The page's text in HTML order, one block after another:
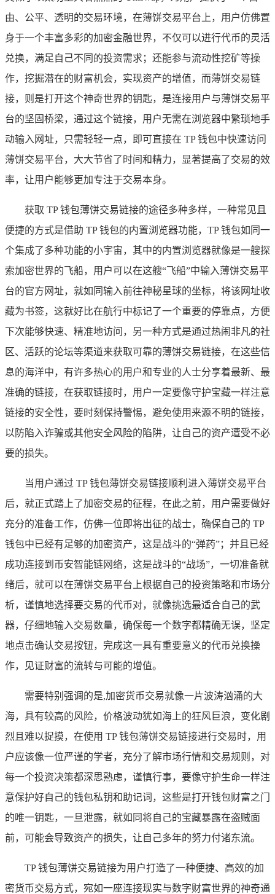
由、公平、透明的交易环境，在薄饼交易平台上，用户仿佛置
身于一个丰富多彩的加密金融世界，不仅可以进行代币的灵活
兑换，满足自己不同的投资需求；还能参与流动性挖矿等操
作，挖掘潜在的财富机会，实现资产的增值，而薄饼交易链
接，则是打开这个神奇世界的钥匙，是连接用户与薄饼交易平
台的坚固桥梁，通过这个链接，用户无需在浏览器中繁琐地手
动输入网址，只需轻轻一点，即可直接在 TP 钱包中快速访问
薄饼交易平台，大大节省了时间和精力，显著提高了交易的效
率，让用户能够更加专注于交易本身。
获取 TP 钱包薄饼交易链接的途径多种多样，一种常见且
便捷的方式是借助 TP 钱包的内置浏览器功能，TP 钱包如同一
个集成了多种功能的小宇宙，其中的内置浏览器就像是一艘探
索加密世界的飞船，用户可以在这艘“飞船”中输入薄饼交易平
台的官方网址，就如同输入前往神秘星球的坐标，将该网址收
藏为书签，这就好比在航行中标记了一个重要的停靠点，方便
下次能够快速、精准地访问，另一种方式是通过热闹非凡的社
区、活跃的论坛等渠道来获取可靠的薄饼交易链接，在这些信
息的海洋中，有许多热心的用户和专业的人士分享着最新、最
准确的链接，在获取链接时，用户一定要像守护宝藏一样注意
链接的安全性，要时刻保持警惕，避免使用来源不明的链接，
以防陷入诈骗或其他安全风险的陷阱，让自己的资产遭受不必
要的损失。
当用户通过 TP 钱包薄饼交易链接顺利进入薄饼交易平台
后，就正式踏上了加密交易的征程，在此之前，用户需要做好
充分的准备工作，仿佛一位即将出征的战士，确保自己的 TP
钱包中已经有足够的加密资产，这是战斗的“弹药”；并且已经
成功连接到币安智能链网络，这是战斗的“战场”，一切准备就
绪后，就可以在薄饼交易平台上根据自己的投资策略和市场分
析，谨慎地选择要交易的代币对，就像挑选最适合自己的武
器，仔细地输入交易数量，确保每一个数字都精确无误，坚定
地点击确认交易按钮，完成这一具有重要意义的代币兑换操
作，见证财富的流转与可能的增值。
需要特别强调的是,加密货币交易就像一片波涛汹涌的大
海，具有较高的风险，价格波动犹如海上的狂风巨浪，变化剧
烈且难以捉摸，在使用 TP 钱包薄饼交易链接进行交易时，用
户应该像一位严谨的学者，充分了解市场行情和交易规则，对
每一个投资决策都深思熟虑，谨慎行事，要像守护生命一样注
意保护好自己的钱包私钥和助记词，这些是打开钱包财富之门
的唯一钥匙，一旦泄露，就如同将自己的宝藏暴露在盗贼面
前，可能会导致资产的损失，让自己多年的努力付诸东流。
TP 钱包薄饼交易链接为用户打造了一种便捷、高效的加
密货币交易方式，宛如一座连接现实与数字财富世界的神奇通